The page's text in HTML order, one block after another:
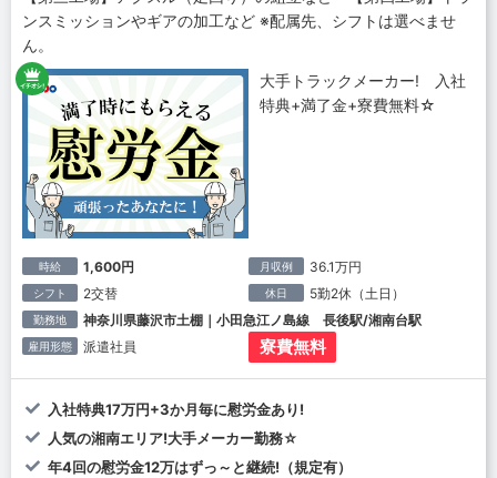
ンスミッションやギアの加工など ※配属先、シフトは選べませ
ん。
大手トラックメーカー! 入社
特典+満了金+寮費無料☆
時給 1,600円 月収例 36.1万円
シフト 2交替 休日 5勤2休（土日）
勤務地 神奈川県藤沢市土棚｜小田急江ノ島線 長後駅/湘南台駅
雇用形態 派遣社員 寮費無料
入社特典17万円+3か月毎に慰労金あり!
人気の湘南エリア!大手メーカー勤務☆
年4回の慰労金12万はずっ～と継続!（規定有）